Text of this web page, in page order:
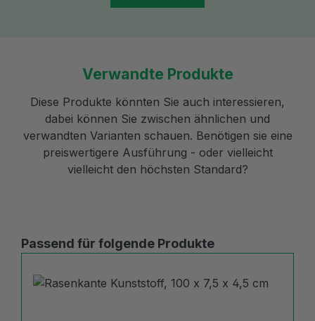
Verwandte Produkte
Diese Produkte könnten Sie auch interessieren,
dabei können Sie zwischen ähnlichen und
verwandten Varianten schauen. Benötigen sie eine
preiswertigere Ausführung - oder vielleicht
vielleicht den höchsten Standard?
Produktgalerie überspringen
Passend für folgende Produkte